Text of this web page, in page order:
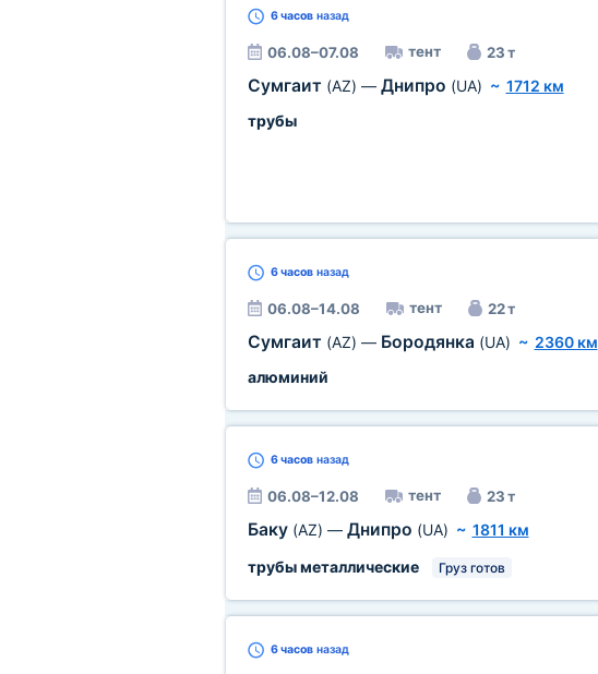
6 часовназад
06.08–07.08 тент 23 т
Сумгаит (AZ) — Днипро (UA) ~ 1712 км
трубы
6 часовназад
06.08–14.08 тент 22 т
Сумгаит (AZ) — Бородянка (UA) ~ 2360 км
алюминий
6 часовназад
06.08–12.08 тент 23 т
Баку (AZ) — Днипро (UA) ~ 1811 км
трубы металлические
Груз готов
6 часовназад